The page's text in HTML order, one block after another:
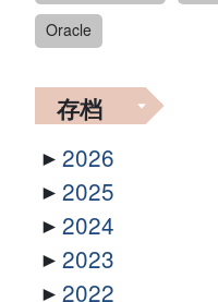
Oracle
存档
2026
2025
2024
2023
2022